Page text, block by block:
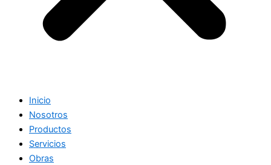
Inicio
Nosotros
Productos
Servicios
Obras